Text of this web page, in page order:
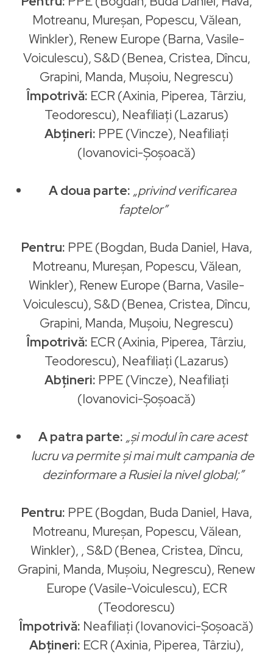
Motreanu, Mureşan, Popescu, Vălean,
Winkler), Renew Europe (Barna, Vasile-
Voiculescu), S&D (Benea, Cristea, Dîncu,
Grapini, Manda, Muşoiu, Negrescu)
Împotrivă: ECR (Axinia, Piperea, Târziu,
Teodorescu), Neafiliați (Lazarus)
Abțineri: PPE (Vincze), Neafiliați
(Iovanovici-Șoșoacă)
A doua parte: „privind verificarea
faptelor”
Pentru: PPE (Bogdan, Buda Daniel, Hava,
Motreanu, Mureşan, Popescu, Vălean,
Winkler), Renew Europe (Barna, Vasile-
Voiculescu), S&D (Benea, Cristea, Dîncu,
Grapini, Manda, Muşoiu, Negrescu)
Împotrivă: ECR (Axinia, Piperea, Târziu,
Teodorescu), Neafiliați (Lazarus)
Abțineri: PPE (Vincze), Neafiliați
(Iovanovici-Șoșoacă)
A patra parte: „și modul în care acest
lucru va permite și mai mult campania de
dezinformare a Rusiei la nivel global;”
Pentru: PPE (Bogdan, Buda Daniel, Hava,
Motreanu, Mureşan, Popescu, Vălean,
Winkler), , S&D (Benea, Cristea, Dîncu,
Grapini, Manda, Muşoiu, Negrescu), Renew
Europe (Vasile-Voiculescu), ECR
(Teodorescu)
Împotrivă: Neafiliați (Iovanovici-Șoșoacă)
Abțineri: ECR (Axinia, Piperea, Târziu),